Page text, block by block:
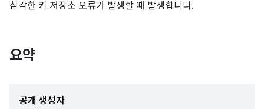
심각한 키 저장소 오류가 발생할 때 발생합니다.
요약
공개 생성자